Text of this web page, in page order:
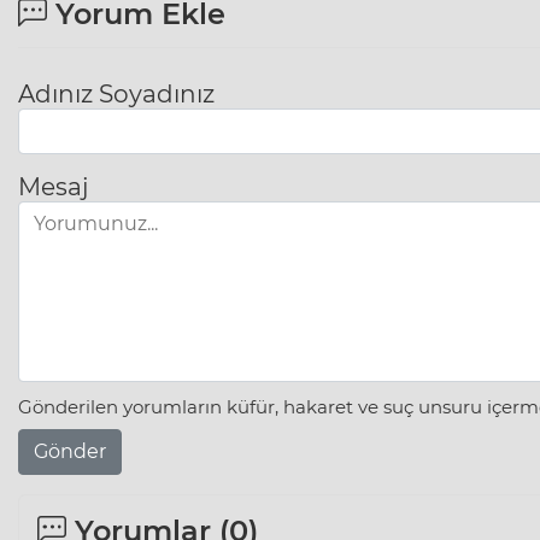
Yorum Ekle
Adınız Soyadınız
Mesaj
Gönderilen yorumların küfür, hakaret ve suç unsuru
Gönder
Yorumlar (0)